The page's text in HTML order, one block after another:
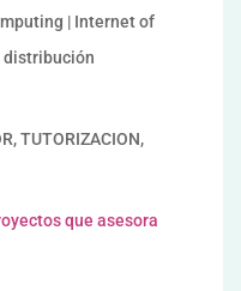
| Internet of
distribución
TUTORIZACION,
que asesora